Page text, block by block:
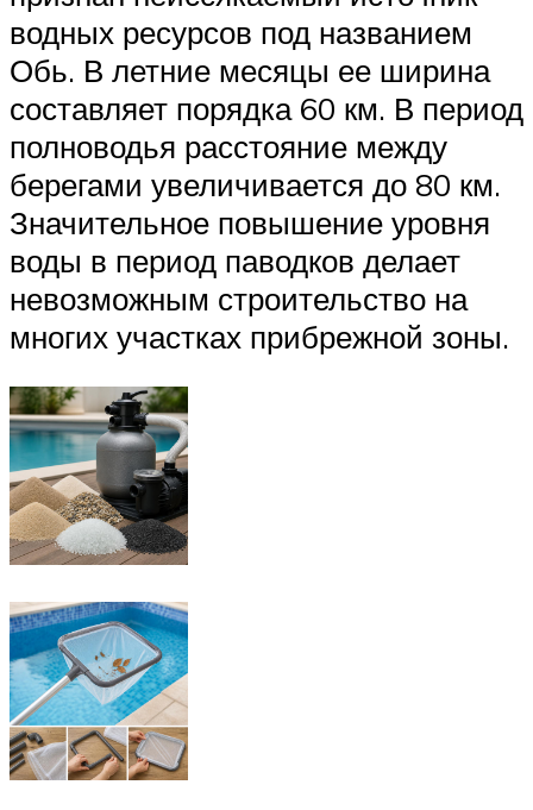
водных ресурсов под названием
Обь. В летние месяцы ее ширина
составляет порядка 60 км. В период
полноводья расстояние между
берегами увеличивается до 80 км.
Значительное повышение уровня
воды в период паводков делает
невозможным строительство на
многих участках прибрежной зоны.